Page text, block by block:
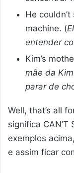
He
machine. (
entender
Kim’s
mãe da
parar de
Well, that’s all
significa CAN’T
exemplos
e assim ficar